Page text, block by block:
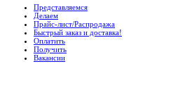
Представляемся
Делаем
Прайс-лист/Распродажа
Быстрый заказ и доставка!
Оплатить
Получить
Вакансии